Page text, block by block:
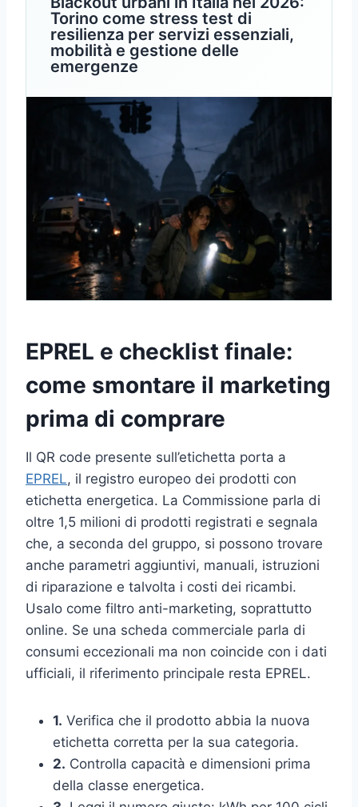
Torino come stress test di
resilienza per servizi essenziali,
mobilità e gestione delle
emergenze
EPREL e checklist finale:
come smontare il marketing
prima di comprare
Il QR code presente sull’etichetta porta a
EPREL, il registro europeo dei prodotti con
etichetta energetica. La Commissione parla di
oltre 1,5 milioni di prodotti registrati e segnala
che, a seconda del gruppo, si possono trovare
anche parametri aggiuntivi, manuali, istruzioni
di riparazione e talvolta i costi dei ricambi.
Usalo come filtro anti-marketing, soprattutto
online. Se una scheda commerciale parla di
consumi eccezionali ma non coincide con i dati
ufficiali, il riferimento principale resta EPREL.
1. Verifica che il prodotto abbia la nuova
etichetta corretta per la sua categoria.
2. Controlla capacità e dimensioni prima
della classe energetica.